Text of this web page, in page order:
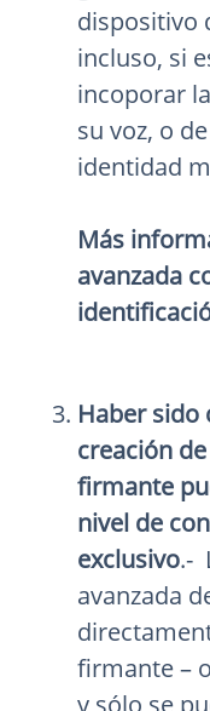
dispositivo
incluso, si
incoporar
su voz, o
identidad
Más
avanzada
Haber sido
creación
firmante
nivel de
exclusivo.-
avanzada
firmante –